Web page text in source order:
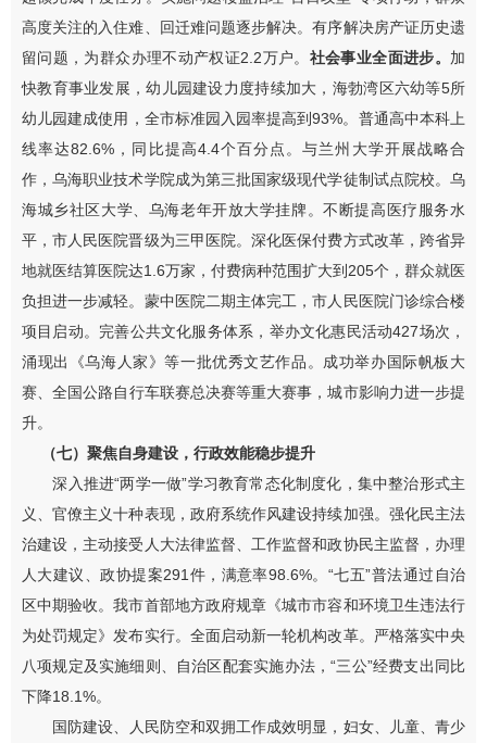
高度关注的入住难、回迁难问题逐步解决。有序解决房产证历史遗
留问题， 为群众办理不动产权证2.2万户。 社会事业全面进步。 加
快教育事业发展 ，幼儿园建设力度持续加大， 海勃湾区六幼等5所
幼儿园建成使用，全市标准园入园率提高到93%。普通高中本科上
线率达82.6% ，同比提高4.4个百分点。与兰州大学开展战略合
作，乌海职业技术学院成为第三批国家级现代学徒制试点院校。 乌
海城乡社区大学、乌海老年开放大学挂牌。不断提高医疗服务水
平，市人民医院晋级为三甲医院。深化医保付费方式改革，跨省异
地就医结算医院达1.6万家，付费病种范围扩大到 205个，群众就医
负担进一步减轻。蒙中医院二期主体完工，市人民医院门诊综合楼
项目启动。完善公共文化服务体系，举办文化惠民活动427场次，
涌现出《乌海人家》等一批优秀文艺作品。成功举办国际帆板大
赛 、全国公路自行车联赛总决赛等重大赛事，城市影响力进一步提
升。
（七） 聚焦自身建设， 行政效能稳步提升
深入推进“两学一做”学习教育常态化制度化，集中整治形式主
义、官僚主义十种表现，政府系统作风建设持续加强。强化民主法
治建设，主动接受人大法律监督、工作监督和政协民主监督，办理
人大建议、政协提案291 件，满意率98.6%。 “七五”普法通过自治
区中期验收。我市首部地方政府规章《城市市容和环境卫生违法行
为处罚规定》发布实行。全面启动新一轮机构改革。严格落实中央
八项规定及实施细则、自治区配套实施办法，“三公”经费支出同比
下降18.1%。
国防建设、人民防空和双拥工作成效明显，妇女、儿童、青少